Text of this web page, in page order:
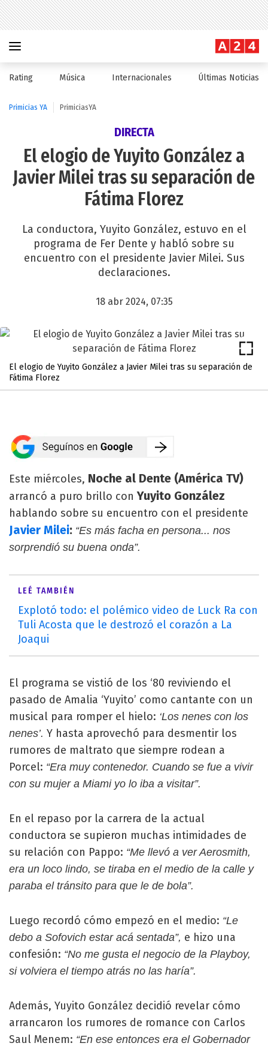
Rating Música Internacionales Últimas Noticias
Primicias YA PrimiciasYA
DIRECTA
El elogio de Yuyito González a
Javier Milei tras su separación de
Fátima Florez
La conductora, Yuyito González, estuvo en el
programa de Fer Dente y habló sobre su
encuentro con el presidente Javier Milei. Sus
declaraciones.
18 abr 2024, 07:35
El elogio de Yuyito González a Javier Milei tras su separación de
Fátima Florez
Este miércoles, Noche al Dente (América TV)
arrancó a puro brillo conYuyito González
hablando sobre su encuentro con el presidente
Javier Milei: “Es más facha en persona... nos
sorprendió su buena onda”.
LEÉ TAMBIÉN
Explotó todo: el polémico video de Luck Ra con
Tuli Acosta que le destrozó el corazón a La
Joaqui
El programa se vistió de los ‘80 reviviendo el
pasado de Amalia ‘Yuyito’ como cantante con un
musical para romper el hielo: ‘Los nenes con los
nenes’. Y hasta aprovechó para desmentir los
rumores de maltrato que siempre rodean a
Porcel: “Era muy contenedor. Cuando se fue a vivir
con su mujer a Miami yo lo iba a visitar”.
En el repaso por la carrera de la actual
conductora se supieron muchas intimidades de
su relación con Pappo: “Me llevó a ver Aerosmith,
era un loco lindo, se tiraba en el medio de la calle y
paraba el tránsito para que le de bola”.
Luego recordó cómo empezó en el medio: “Le
debo a Sofovich estar acá sentada”, e hizo una
confesión: “No me gusta el negocio de la Playboy,
si volviera el tiempo atrás no las haría”.
Además, Yuyito González decidió revelar cómo
arrancaron los rumores de romance con Carlos
Saul Menem: “En ese entonces era el Gobernador